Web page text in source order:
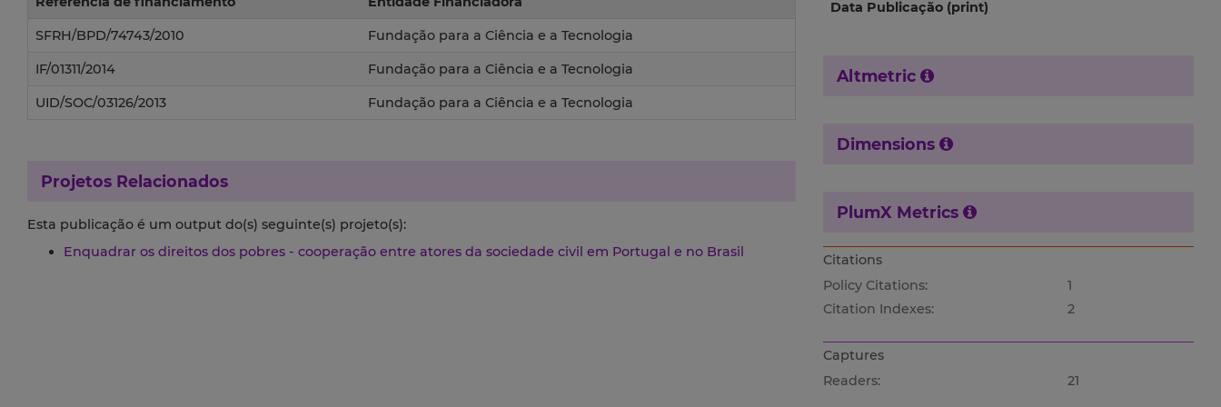
SFRH/BPD/74743/2010 Fundação para a Ciência e a Tecnologia
IF/01311/2014 Fundação para a Ciência e a Tecnologia
UID/SOC/03126/2013 Fundação para a Ciência e a Tecnologia
Projetos Relacionados
Esta publicação é um output do(s) seguinte(s) projeto(s):
Enquadrar os direitos dos pobres - cooperação entre atores da sociedade civil em Portugal e no Brasil
Data Publicação (print)
Altmetric
Dimensions
PlumX Metrics
Citations
Policy Citations:
1
Citation Indexes:
2
Captures
Readers:
21